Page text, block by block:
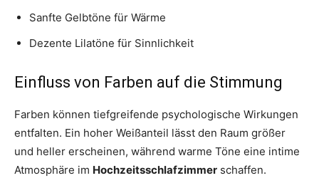
Sanfte Gelbtöne für Wärme
Dezente Lilatöne für Sinnlichkeit
Einfluss von Farben auf die Stimmung
Farben können tiefgreifende psychologische Wirkungen
entfalten. Ein hoher Weißanteil lässt den Raum größer
und heller erscheinen, während warme Töne eine intime
Atmosphäre im Hochzeitsschlafzimmer schaffen.